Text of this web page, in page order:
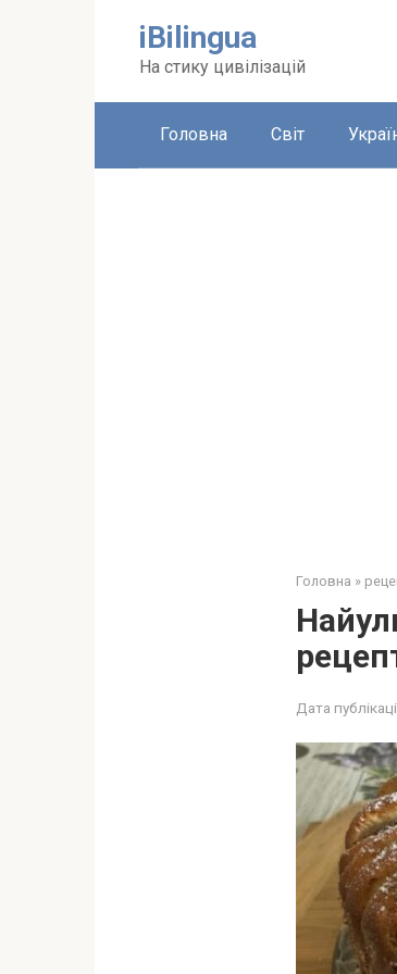
iBilingua
На стику цивілізацій
Головна Світ
Головна »
Дата